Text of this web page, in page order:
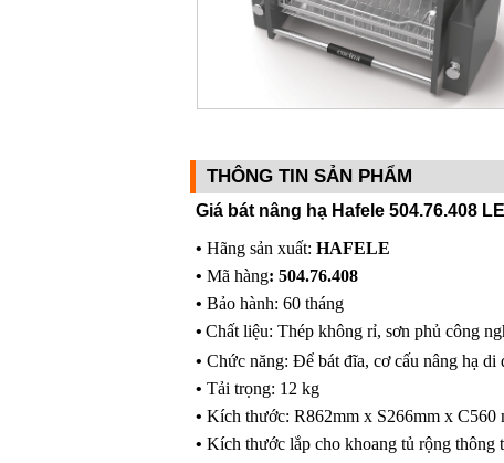
THÔNG TIN SẢN PHẨM
Giá bát nâng hạ Hafele 504.76.408
• Hãng sản xuất: HAFELE
• Mã hàng: 504.76.408
• Bảo hành: 60 tháng
• Chất liệu: Thép không rỉ, sơn phủ công
• Chức năng: Để bát đĩa, cơ cấu nâng hạ di
• Tải trọng: 12 kg
• Kích thước: R862mm x S266mm x C560
• Kích thước lắp cho khoang tủ rộng thông